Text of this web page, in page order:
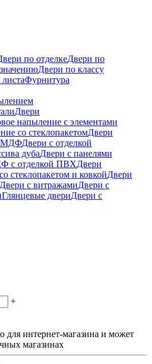
по отделкеДвери по
Двери по классу
Фурнитура
Двери
напыление с элементами
со стеклопакетомДвери
МДФДвери с отделкой
дубаДвери с панелями
с отделкой ПВХДвери
стеклопакетом и ковкойДвери
Двери с витражамиДвери с
Глянцевые двериДвери с
+
для интернет-магазина и может
магазинах